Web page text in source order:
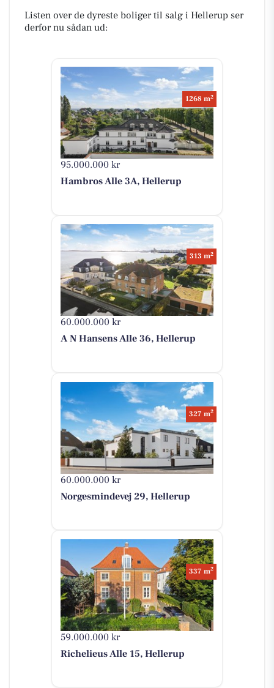
Listen over de dyreste boliger til salg i Hellerup ser
derfor nu sådan ud:
95.000.000 kr
1268 m2
Hambros Alle 3A, Hellerup
60.000.000 kr
313 m2
A N Hansens Alle 36, Hellerup
60.000.000 kr
327 m2
Norgesmindevej 29, Hellerup
59.000.000 kr
337 m2
Richelieus Alle 15, Hellerup